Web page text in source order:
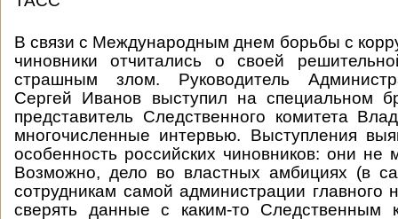
В связи с Международным днем борьбы с
чиновники отчитались о своей
страшным злом. Руководитель
Сергей Иванов выступил на специальном
представитель Следственного комитета
многочисленные интервью. Выступления
особенность российских чиновников: они не
Возможно, дело во властных амбициях (в
сотрудникам самой администрации главного
сверять данные с каким-то Следственным